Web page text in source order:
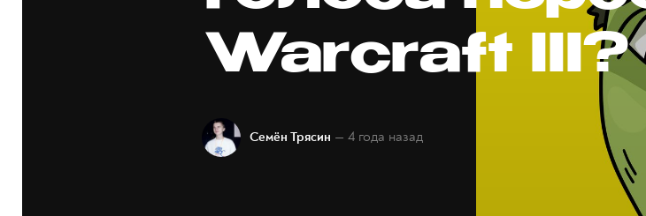
Warcraft III?
Семён Трясин — 4 года назад